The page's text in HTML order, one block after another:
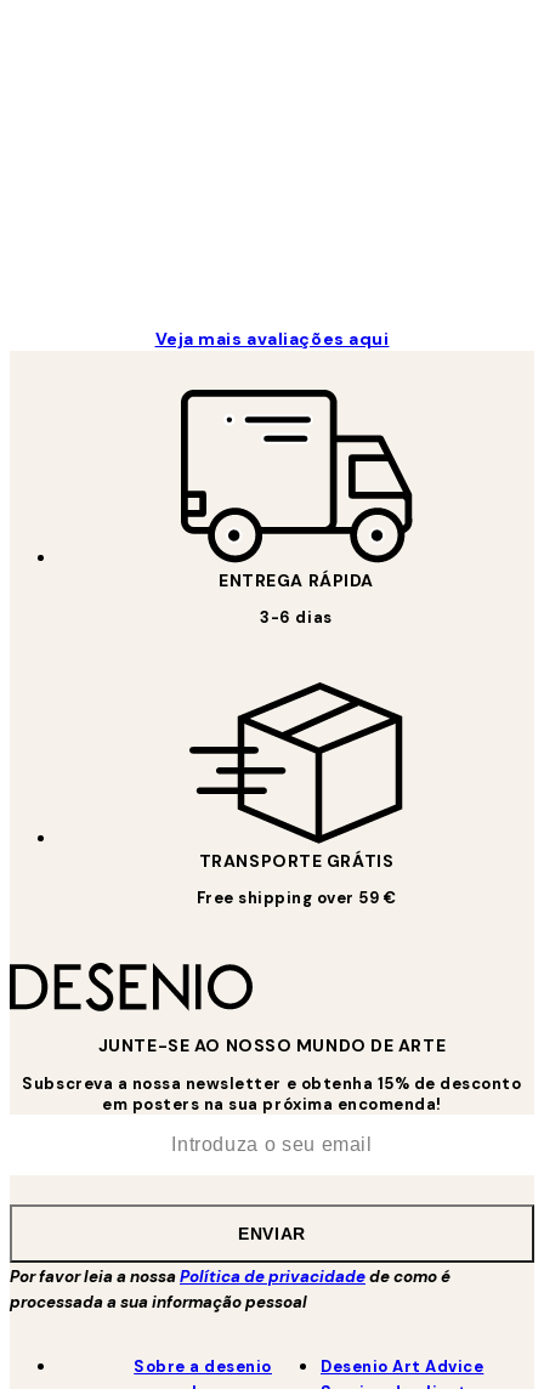
Veja mais avaliações aqui
ENTREGA RÁPIDA
3-6 dias
TRANSPORTE GRÁTIS
Free shipping over 59 €
JUNTE-SE AO NOSSO MUNDO DE ARTE
Subscreva a nossa newsletter e obtenha 15% de desconto
em posters na sua próxima encomenda!
ENVIAR
Por favor leia a nossaPolítica de privacidadede como é
processada a sua informação pessoal
Sobre a desenio
Desenio Art Advice